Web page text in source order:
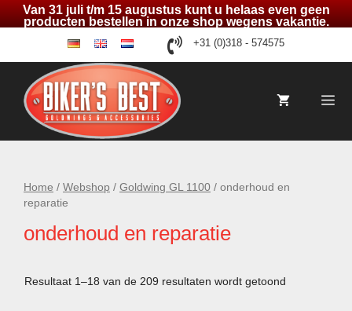
Van 31 juli t/m 15 augustus kunt u helaas even geen
producten bestellen in onze shop wegens vakantie.
inhoud
de en nl +31 (0)318 - 574575
Home / Webshop / Goldwing GL 1100 / onderhoud en
reparatie
onderhoud en reparatie
Resultaat 1–18 van de 209 resultaten wordt getoond